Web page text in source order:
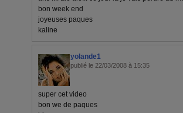
bon week end
joyeuses paques
kaline
yolande1
publié le 22/03/2008 à 15:35
super cet video
bon we de paques